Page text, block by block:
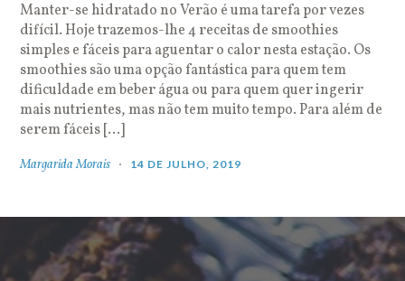
Manter-se hidratado no Verão é uma tarefa por vezes
difícil. Hoje trazemos-lhe 4 receitas de smoothies
simples e fáceis para aguentar o calor nesta estação. Os
smoothies são uma opção fantástica para quem tem
dificuldade em beber água ou para quem quer ingerir
mais nutrientes, mas não tem muito tempo. Para além de
serem fáceis […]
Margarida Morais 14 DE JULHO, 2019